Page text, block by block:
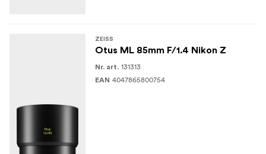
ZEISS
Otus ML 85mm F/1.4 Nikon Z
Nr. art. 131313
EAN 4047865800754